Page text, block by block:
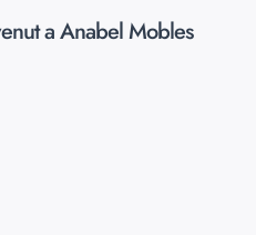
a Anabel Mobles